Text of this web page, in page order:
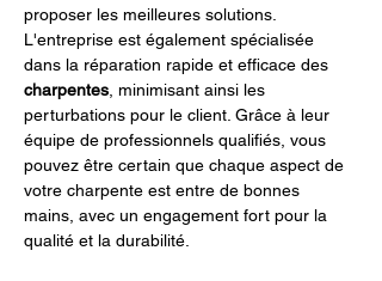
proposer les meilleures solutions.
L'entreprise est également spécialisée
dans la réparation rapide et efficace des
charpentes , minimisant ainsi les
perturbations pour le client. Grâce à leur
équipe de professionnels qualifiés, vous
pouvez être certain que chaque aspect de
votre charpente est entre de bonnes
mains, avec un engagement fort pour la
qualité et la durabilité.